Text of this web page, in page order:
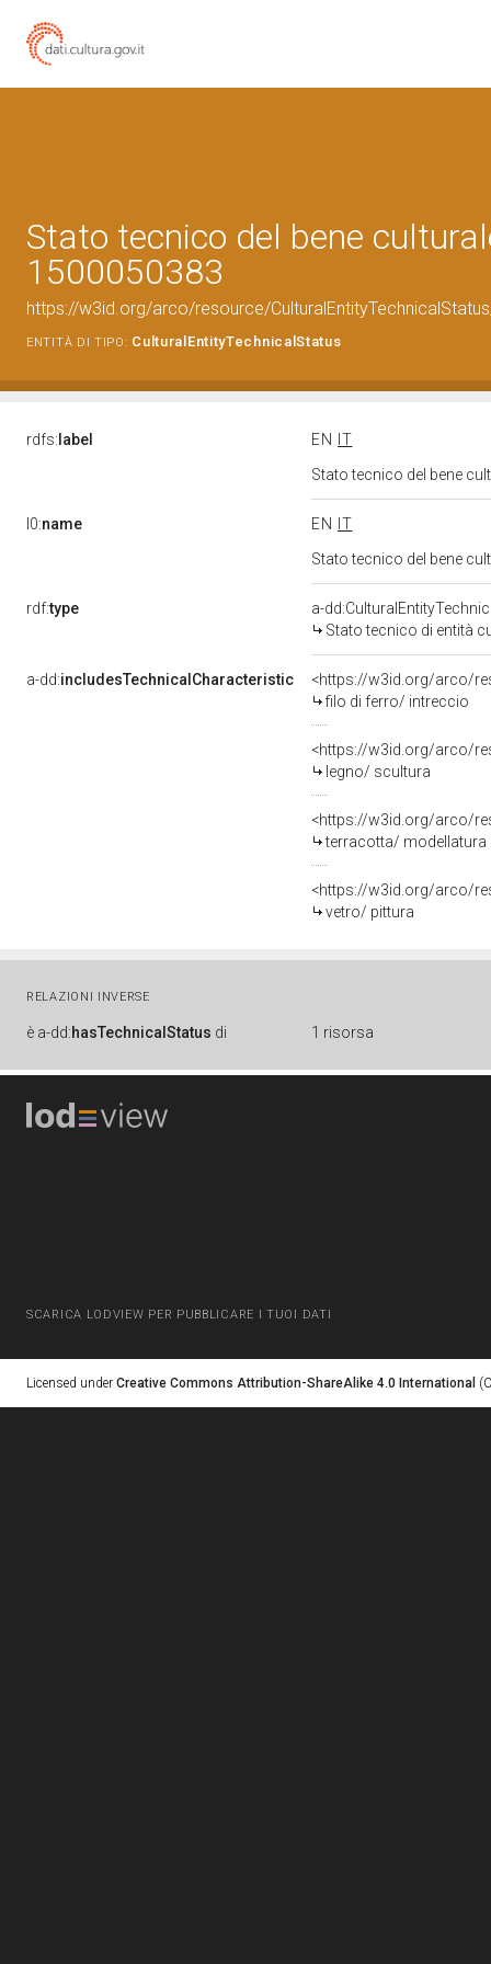
Stato tecnico del bene
1500050383
https://w3id.org/arco/resource/
ENTITÀ DI TIPO: CulturalEntityTechnicalStatus
rdfs: label EN
IT
Stato tecnico del bene
l0:name EN
IT
Stato tecnico del bene
rdf:type
a-
Stato tecnico di entità
a-dd:includesTechnicalCharacteristic
<https://w3id.org/arco/
filo di ferro/ intreccio
<https://w3id.org/arco/
legno/ scultura
<https://w3id.org/arco/
terracotta/ modellatura
<https://w3id.org/arco/
vetro/ pittura
RELAZIONI INVERSE
è a-dd:hasTechnicalStatus di 1 risorsa
SCARICA LODVIEW PER PUBBLICARE I TUOI DATI
Licensed under Creative Commons Attribution-ShareAlike 4.0 International